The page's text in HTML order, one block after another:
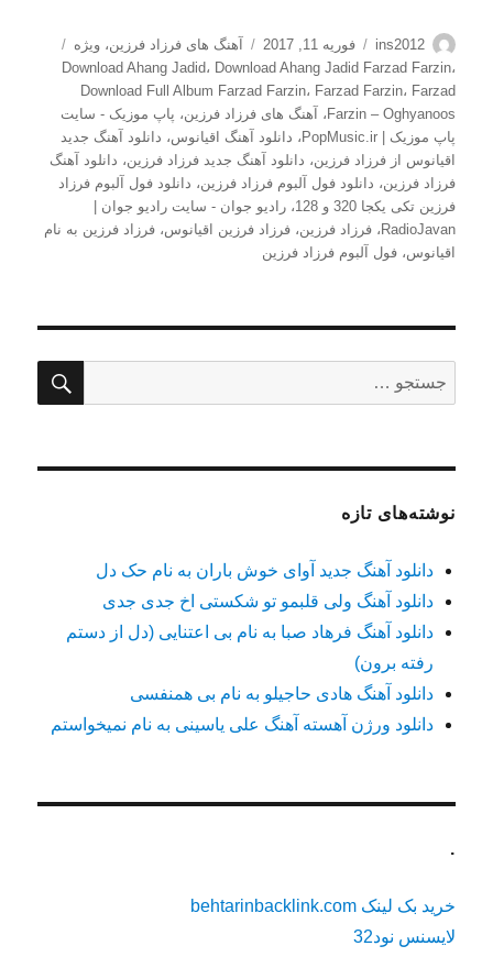
نویسنده
ins2012
ارسال
شده
در
فوریه 11, 2017 دسته‌ها
آهنگ های فرزاد فرزین،ویژه
Download Ahang Jadid، Download Ahang Jadid Farzad Farzin،
Download Full Album Farzad Farzin، Farzad Farzin، Farzad
Farzin – Oghyanoos ، آهنگ های فرزاد فرزین، پاپ موزیک - سایت
پاپ موزیک | PopMusic.ir
، دانلود آهنگ اقیانوس، دانلود آهنگ جدید
اقیانوس از فرزاد فرزین، دانلود آهنگ جدید فرزاد فرزین، دانلود آهنگ
فرزاد فرزین، دانلود فول آلبوم فرزاد فرزین، دانلود فول آلبوم فرزاد
فرزین تکی یکجا 320 و 128
،رادیو جوان - سایت رادیو جوان |
RadioJavan ،فرزاد فرزین،فرزاد فرزین اقیانوس،فرزاد فرزین به نام
اقیانوس،فول آلبوم فرزاد فرزین
برای:
نوشته‌های تازه
دانلود آهنگ جدید آوای خوش باران به نام حک دل
دانلود آهنگ ولی قلبمو تو شکستی اخ جدی جدی
دانلود آهنگ فرهاد صبا به نام بی اعتنایی (دل از دستم
رفته برون)
دانلود آهنگ هادی حاجیلو به نام بی همنفسی
دانلود ورژن آهسته آهنگ علی یاسینی به نام نمیخواستم
.
خرید بک لینک behtarinbacklink.com
لایسنس نود32